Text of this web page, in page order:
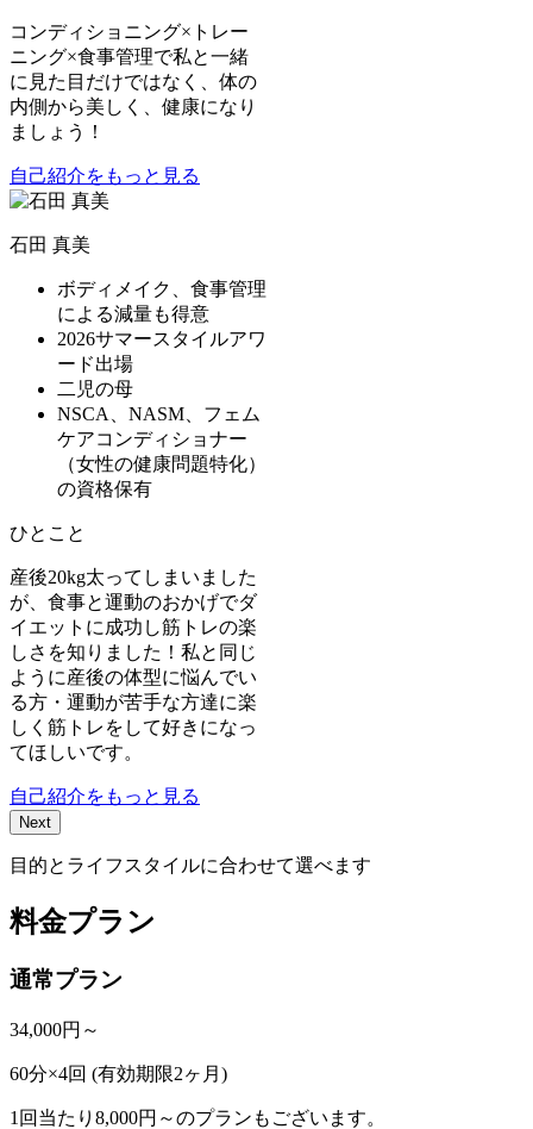
コンディショニング×トレー
ニング×食事管理で私と一緒
に見た目だけではなく、体の
内側から美しく、健康になり
ましょう！
自己紹介をもっと見る
石田 真美
ボディメイク、食事管理
による減量も得意
2026サマースタイルアワ
ード出場
二児の母
NSCA、NASM、フェム
ケアコンディショナー
（女性の健康問題特化）
の資格保有
ひとこと
産後20kg太ってしまいました
が、食事と運動のおかげでダ
イエットに成功し筋トレの楽
しさを知りました！私と同じ
ように産後の体型に悩んでい
る方・運動が苦手な方達に楽
しく筋トレをして好きになっ
てほしいです。
自己紹介をもっと見る
Next
目的とライフスタイルに合わせて選べます
料金プラン
通常プラン
34,000円～
60分×4回 (有効期限2ヶ月)
1回当たり8,000円～のプランもございます。